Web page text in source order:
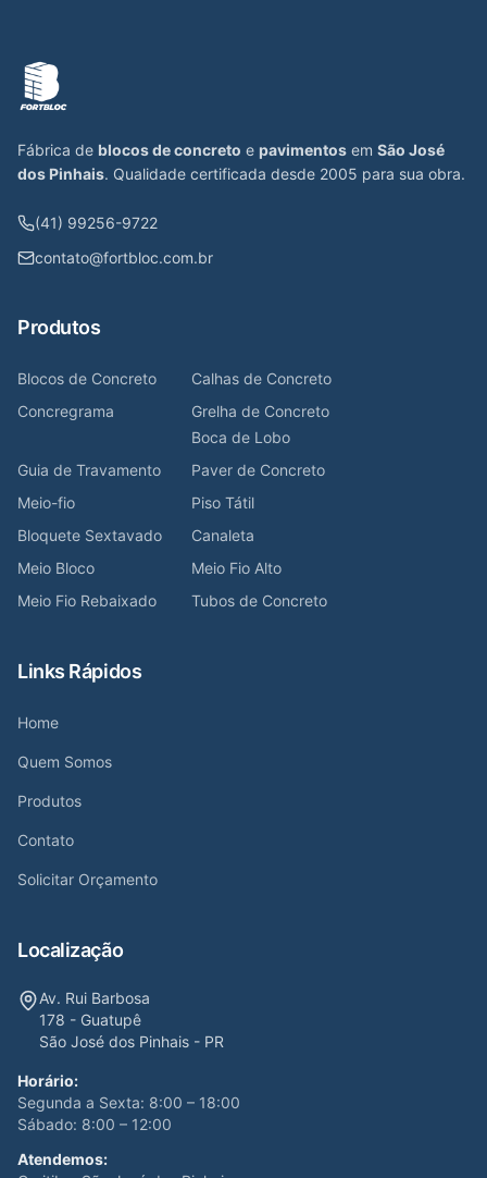
Fábrica de blocos de concreto e pavimentos em São José
dos Pinhais. Qualidade certificada desde 2005 para sua obra.
(41) 99256-9722
contato@fortbloc.com.br
Produtos
Blocos de Concreto
Calhas de Concreto
Concregrama
Grelha de Concreto
Boca de Lobo
Guia de Travamento
Paver de Concreto
Meio-fio
Piso Tátil
Bloquete Sextavado
Canaleta
Meio Bloco
Meio Fio Alto
Meio Fio Rebaixado
Tubos de Concreto
Links Rápidos
Home
Quem Somos
Produtos
Contato
Solicitar Orçamento
Localização
Av. Rui Barbosa
178 - Guatupê
São José dos Pinhais - PR
Horário:
Segunda a Sexta: 8:00 – 18:00
Sábado: 8:00 – 12:00
Atendemos: